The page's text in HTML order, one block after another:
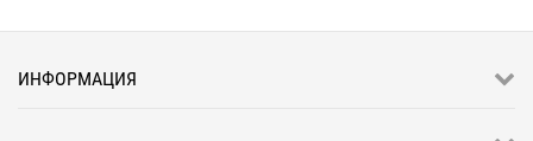
ИНФОРМАЦИЯ